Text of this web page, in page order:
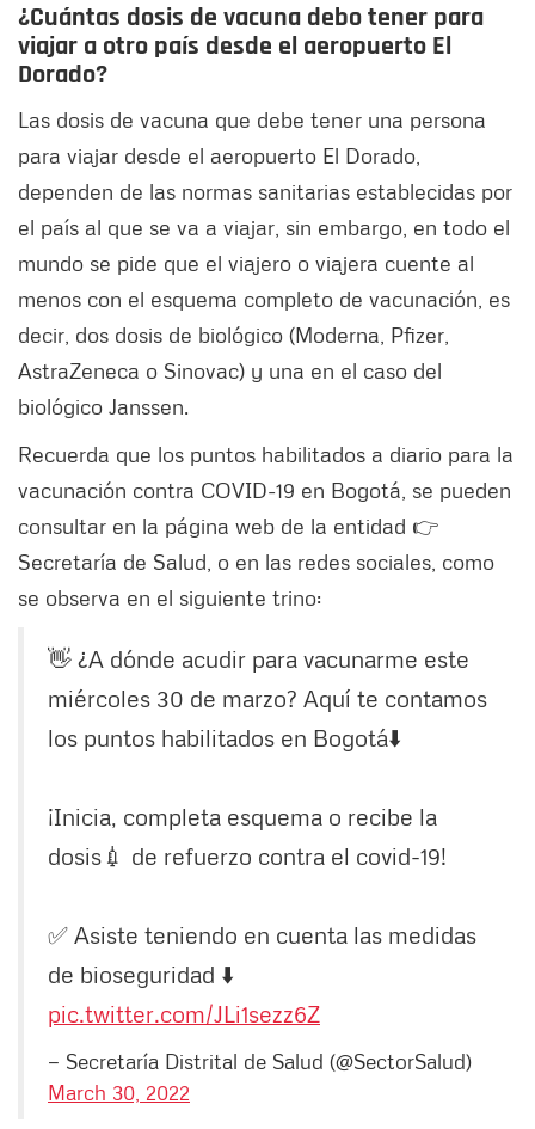
¿Cuántas dosis de vacuna debo tener para
viajar a otro país desde el aeropuerto El
Dorado?
Las dosis de vacuna que debe tener una persona
para viajar desde el aeropuerto El Dorado,
dependen de las normas sanitarias establecidas por
el país al que se va a viajar, sin embargo, en todo el
mundo se pide que el viajero o viajera cuente al
menos con el esquema completo de vacunación, es
decir, dos dosis de biológico (Moderna, Pfizer,
AstraZeneca o Sinovac) y una en el caso del
biológico Janssen.
Recuerda que los puntos habilitados a diario para la
vacunación contra COVID-19 en Bogotá, se pueden
consultar en la página web de la entidad 👉
Secretaría de Salud, o en las redes sociales, como
se observa en el siguiente trino:
👋 ¿A dónde acudir para vacunarme este
miércoles 30 de marzo? Aquí te contamos
los puntos habilitados en Bogotá⬇️
¡Inicia, completa esquema o recibe la
dosis💉 de refuerzo contra el covid-19!
✅ Asiste teniendo en cuenta las medidas
de bioseguridad ⬇️
pic.twitter.com/JLi1sezz6Z
— Secretaría Distrital de Salud (@SectorSalud)
March 30, 2022